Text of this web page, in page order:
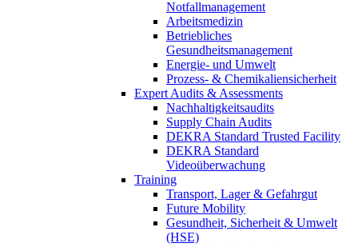
Notfallmanagement
Arbeitsmedizin
Betriebliches
Gesundheitsmanagement
Energie- und Umwelt
Prozess- & Chemikaliensicherheit
Expert Audits & Assessments
Nachhaltigkeitsaudits
Supply Chain Audits
DEKRA Standard Trusted Facility
DEKRA Standard
Videoüberwachung
Training
Transport, Lager & Gefahrgut
Future Mobility
Gesundheit, Sicherheit & Umwelt
(HSE)